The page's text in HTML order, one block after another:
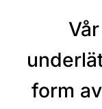
form